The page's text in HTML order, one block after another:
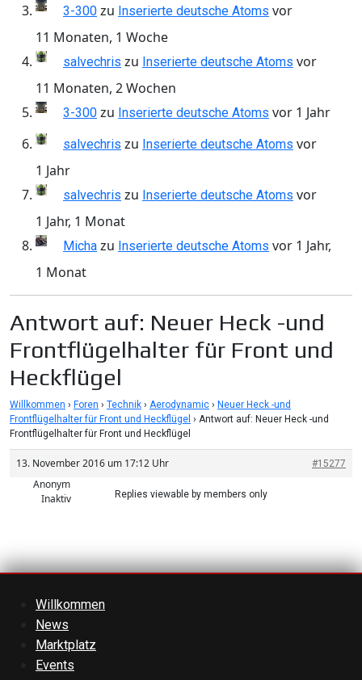
3-300 zu Inserierte deutsche Atoms vor
11 Monaten, 1 Woche
salvechris zu Inserierte deutsche Atoms vor
11 Monaten, 2 Wochen
3-300 zu Inserierte deutsche Atoms vor 1 Jahr
salvechris zu Inserierte deutsche Atoms vor
1 Jahr
salvechris zu Inserierte deutsche Atoms vor
1 Jahr, 1 Monat
Micha zu Inserierte deutsche Atoms vor 1 Jahr,
1 Monat
Antwort auf: Neuer Heck -und
Frontflügelhalter für Front und
Heckflügel
Willkommen › Foren › Technik › Aerodynamic › Neuer Heck -und
Frontflügelhalter für Front und Heckflügel › Antwort auf: Neuer Heck -und
Frontflügelhalter für Front und Heckflügel
13. November 2016 um 17:12 Uhr #15277
Anonym
Inaktiv
Replies viewable by members only
Willkommen
News
Marktplatz
Events